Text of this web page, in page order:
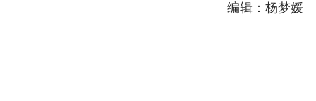
编辑：杨梦媛